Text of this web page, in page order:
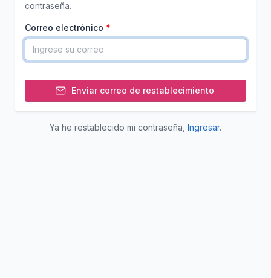
contraseña.
Correo electrónico
Enviar correo de restablecimiento
Ya he restablecido mi contraseña, Ingresar.